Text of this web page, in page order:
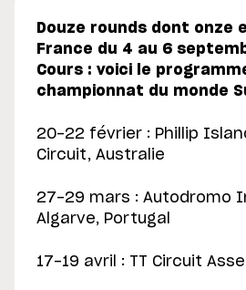
Douze rounds dont onze
France du 4 au 6
Cours : voici le
championnat du monde
20-22 février : Phillip
Circuit, Australie
27-29 mars : Autodromo
Algarve, Portugal
17-19 avril : TT Circuit